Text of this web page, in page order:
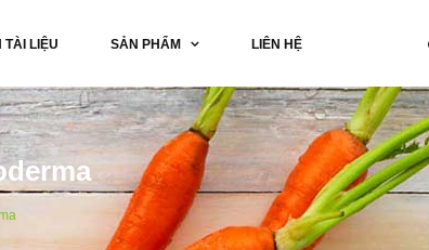
TÀI LIỆU SẢN PHẨM LIÊN HỆ